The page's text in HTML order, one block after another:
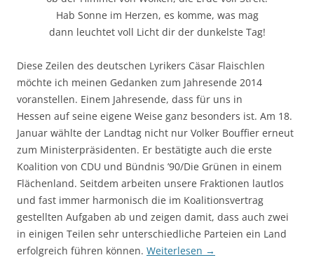
Hab Sonne im Herzen, es komme, was mag
dann leuchtet voll Licht dir der dunkelste Tag!
Diese Zeilen des deutschen Lyrikers Cäsar Flaischlen
möchte ich meinen Gedanken zum Jahresende 2014
voranstellen. Einem Jahresende, dass für uns in
Hessen auf seine eigene Weise ganz besonders ist. Am 18.
Januar wählte der Landtag nicht nur Volker Bouffier erneut
zum Ministerpräsidenten. Er bestätigte auch die erste
Koalition von CDU und Bündnis ’90/Die Grünen in einem
Flächenland. Seitdem arbeiten unsere Fraktionen lautlos
und fast immer harmonisch die im Koalitionsvertrag
gestellten Aufgaben ab und zeigen damit, dass auch zwei
in einigen Teilen sehr unterschiedliche Parteien ein Land
erfolgreich führen können. Weiterlesen →